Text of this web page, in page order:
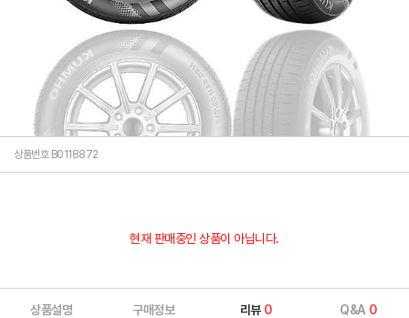
상품번호 B0118872
현재 판매중인 상품이 아닙니다.
상품설명 구매정보 리뷰 0 Q&A 0